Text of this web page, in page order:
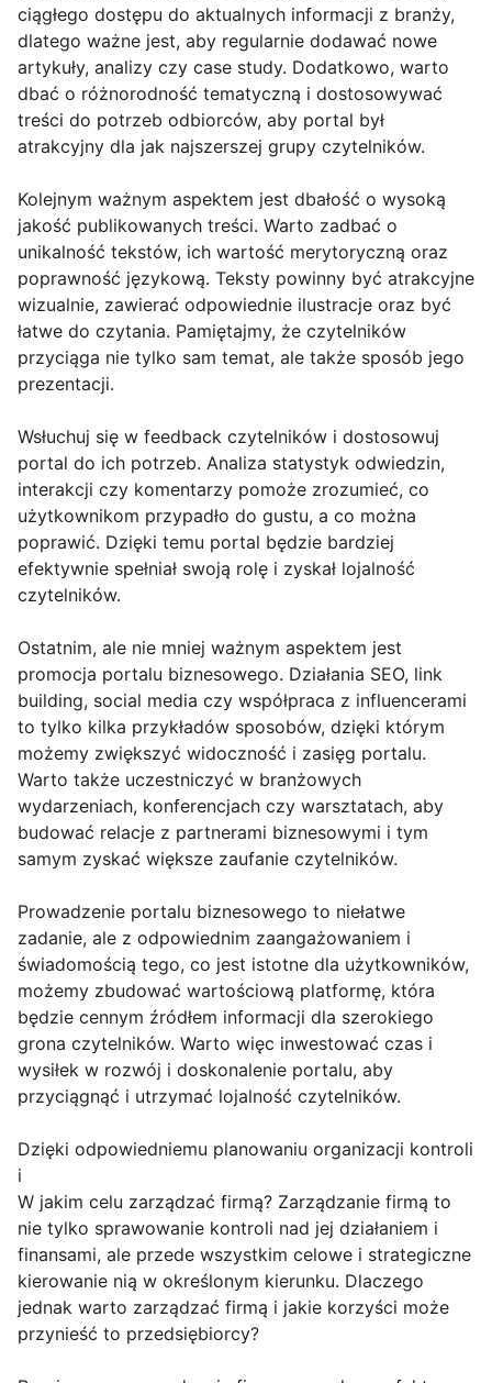
ciągłego dostępu do aktualnych informacji z branży,
dlatego ważne jest, aby regularnie dodawać nowe
artykuły, analizy czy case study. Dodatkowo, warto
dbać o różnorodność tematyczną i dostosowywać
treści do potrzeb odbiorców, aby portal był
atrakcyjny dla jak najszerszej grupy czytelników.
Kolejnym ważnym aspektem jest dbałość o wysoką
jakość publikowanych treści. Warto zadbać o
unikalność tekstów, ich wartość merytoryczną oraz
poprawność językową. Teksty powinny być atrakcyjne
wizualnie, zawierać odpowiednie ilustracje oraz być
łatwe do czytania. Pamiętajmy, że czytelników
przyciąga nie tylko sam temat, ale także sposób jego
prezentacji.
Wsłuchuj się w feedback czytelników i dostosowuj
portal do ich potrzeb. Analiza statystyk odwiedzin,
interakcji czy komentarzy pomoże zrozumieć, co
użytkownikom przypadło do gustu, a co można
poprawić. Dzięki temu portal będzie bardziej
efektywnie spełniał swoją rolę i zyskał lojalność
czytelników.
Ostatnim, ale nie mniej ważnym aspektem jest
promocja portalu biznesowego. Działania SEO, link
building, social media czy współpraca z influencerami
to tylko kilka przykładów sposobów, dzięki którym
możemy zwiększyć widoczność i zasięg portalu.
Warto także uczestniczyć w branżowych
wydarzeniach, konferencjach czy warsztatach, aby
budować relacje z partnerami biznesowymi i tym
samym zyskać większe zaufanie czytelników.
Prowadzenie portalu biznesowego to niełatwe
zadanie, ale z odpowiednim zaangażowaniem i
świadomością tego, co jest istotne dla użytkowników,
możemy zbudować wartościową platformę, która
będzie cennym źródłem informacji dla szerokiego
grona czytelników. Warto więc inwestować czas i
wysiłek w rozwój i doskonalenie portalu, aby
przyciągnąć i utrzymać lojalność czytelników.
Dzięki odpowiedniemu planowaniu organizacji kontroli
i
W jakim celu zarządzać firmą? Zarządzanie firmą to
nie tylko sprawowanie kontroli nad jej działaniem i
finansami, ale przede wszystkim celowe i strategiczne
kierowanie nią w określonym kierunku. Dlaczego
jednak warto zarządzać firmą i jakie korzyści może
przynieść to przedsiębiorcy?